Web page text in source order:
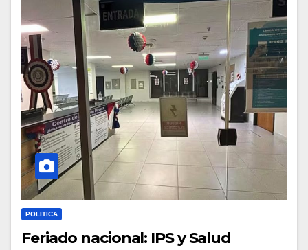
POLITICA
Feriado nacional: IPS y Salud